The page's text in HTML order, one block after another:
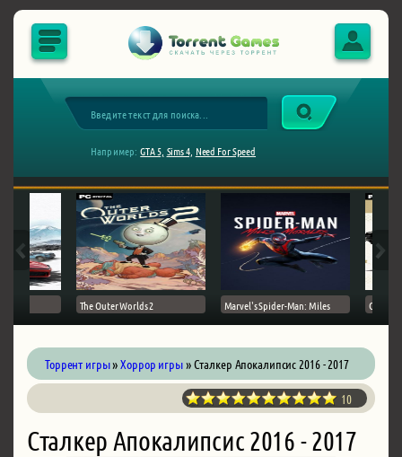
Например: GTA 5, Sims 4, Need For Speed
The Outer Worlds 2 Marvel's Spider-Man: Miles Ghost
Торрент игры»Хоррор игры» Сталкер Апокалипсис 2016 - 2017
10
Сталкер Апокалипсис 2016 - 2017